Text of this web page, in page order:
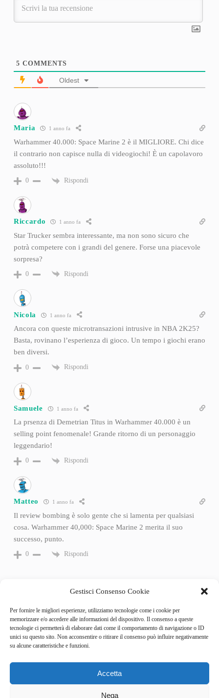
Gestisci Consenso Cookie
Per fornire le migliori esperienze, utilizziamo tecnologie come i cookie per
memorizzare e/o accedere alle informazioni del dispositivo. Il consenso a queste
tecnologie ci permetterà di elaborare dati come il comportamento di navigazione o ID
unici su questo sito. Non acconsentire o ritirare il consenso può influire negativamente
su alcune caratteristiche e funzioni.
Accetta
Nega
5 COMMENTS
Oldest
Maria 1 anno fa
Warhammer 40.000: Space Marine 2 è il MIGLIORE. Chi dice
il contrario non capisce nulla di videogiochi! È un capolavoro
assoluto!!!
0 Rispondi
Riccardo 1 anno fa
Star Trucker sembra interessante, ma non sono sicuro che
potrà competere con i grandi del genere. Forse una piacevole
sorpresa?
0 Rispondi
Nicola 1 anno fa
Ancora con queste microtransazioni intrusive in NBA 2K25?
Basta, rovinano l’esperienza di gioco. Un tempo i giochi erano
ben diversi.
0 Rispondi
Samuele 1 anno fa
La prsenza di Demetrian Titus in Warhammer 40.000 è un
selling point fenomenale! Grande ritorno di un personaggio
leggendario!
0 Rispondi
Matteo 1 anno fa
Il review bombing è solo gente che si lamenta per qualsiasi
cosa. Warhammer 40,000: Space Marine 2 merita il suo
successo, punto.
0 Rispondi
Categories